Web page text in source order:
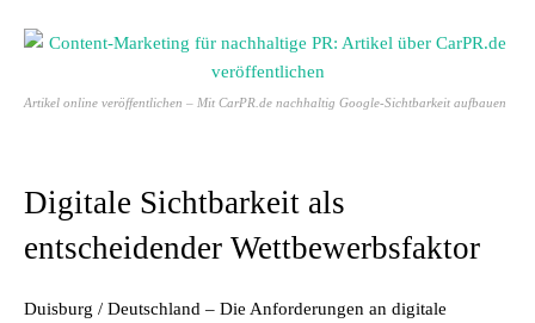
Artikel online veröffentlichen – Mit CarPR.de nachhaltig Google-Sichtbarkeit aufbauen
Digitale Sichtbarkeit als
entscheidender Wettbewerbsfaktor
Duisburg / Deutschland – Die Anforderungen an digitale